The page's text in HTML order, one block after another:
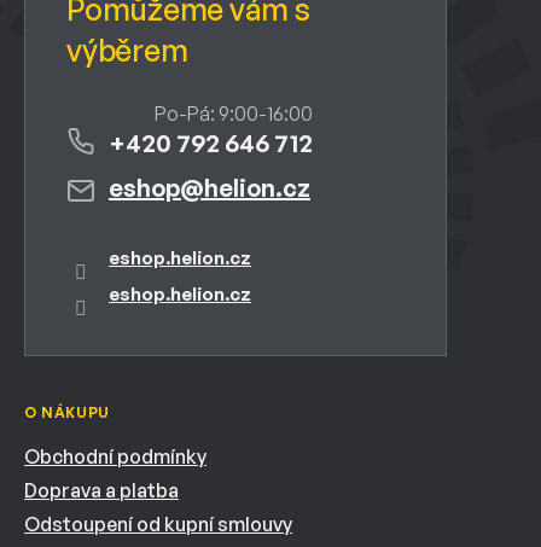
eshop@helion.cz
+420 792 646 712
eshop.helion.cz
eshop.helion.cz
O NÁKUPU
Obchodní podmínky
Doprava a platba
Odstoupení od kupní smlouvy